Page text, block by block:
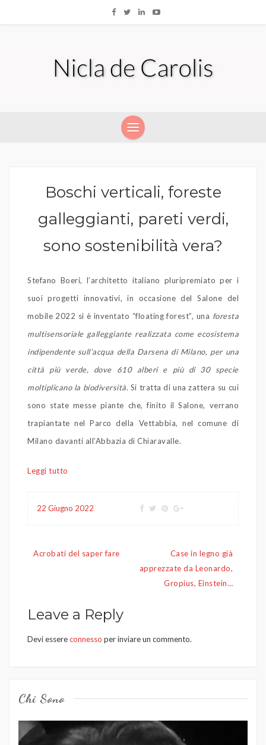
Boschi verticali, foreste
galleggianti, pareti verdi,
sono sostenibilità vera?
Stefano Boeri, l’architetto italiano pluripremiato per i
suoi progetti innovativi, in occasione del Salone del
mobile 2022 si è inventato “floating forest”, una foresta
multisensoriale galleggiante realizzata come ecosistema
indipendente sull’acqua della Darsena di Milano, per una
città più verde, dove 610 alberi e più di 30 specie
moltiplicano la biodiversità. Si tratta di una zattera su cui
sono state messe piante che, finito il Salone, verrano
trapiantate nel Parco della Vettabbia, nel comune di
Milano davanti all’Abbazia di Chiaravalle.
Leggi tutto
22 Giugno 2022
Navigazione
Acrobati del saper fare
Case in legno già
apprezzate da Leonardo,
Gropius, Einstein…
Leave a Reply
Devi essereconnesso per inviare un commento.
Chi Sono